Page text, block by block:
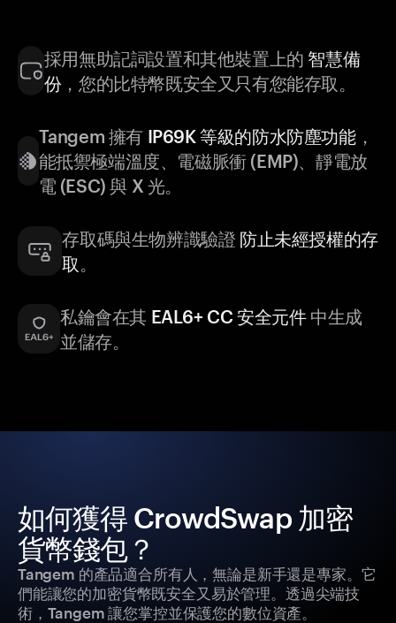
採用無助記詞設置和其他裝置上的 智慧備
份，您的比特幣既安全又只有您能存取。
Tangem 擁有 IP69K 等級的防水防塵功能，
能抵禦極端溫度、電磁脈衝 (EMP)、靜電放
電 (ESC) 與 X 光。
存取碼與生物辨識驗證 防止未經授權的存
取 。
私鑰會在其 EAL6+ CC 安全元件中生成
並儲存。
如何獲得 CrowdSwap 加密
貨幣錢包？
Tangem 的產品適合所有人，無論是新手還是專家。它
們能讓您的加密貨幣既安全又易於管理。透過尖端技
術，Tangem 讓您掌控並保護您的數位資產。